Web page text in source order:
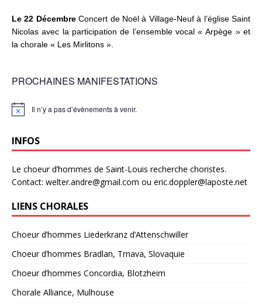
Le 22 DécembreConcert de Noël à Village-Neuf à l’église Saint
Nicolas avec la participation de l’ensemble vocal « Arpège » et
la chorale « Les Mirlitons ».
PROCHAINES MANIFESTATIONS
N
c
Il n’y a pas d’évènements à venir.
INFOS
Le choeur d’hommes de Saint-Louis recherche choristes.
Contact: welter.andre@gmail.com ou eric.doppler@laposte.net
LIENS CHORALES
Choeur d’hommes Liederkranz d’Attenschwiller
Choeur d’hommes Bradlan, Trnava, Slovaquie
Choeur d’hommes Concordia, Blotzheim
Chorale Alliance, Mulhouse